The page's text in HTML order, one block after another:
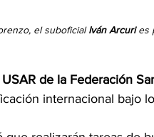
el suboficial Iván Arcuri es
de la Federación
internacional bajo